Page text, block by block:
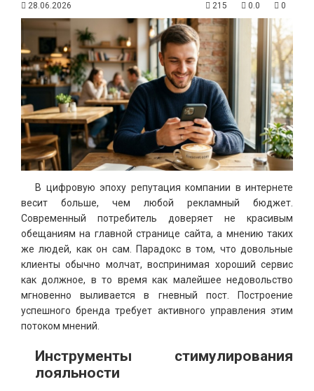
28.06.2026 215 0.0 0
В цифровую эпоху репутация компании в интернете
весит больше, чем любой рекламный бюджет.
Современный потребитель доверяет не красивым
обещаниям на главной странице сайта, а мнению таких
же людей, как он сам. Парадокс в том, что довольные
клиенты обычно молчат, воспринимая хороший сервис
как должное, в то время как малейшее недовольство
мгновенно выливается в гневный пост. Построение
успешного бренда требует активного управления этим
потоком мнений.
Инструменты стимулирования
лояльности